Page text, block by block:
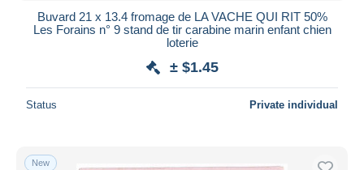
Buvard 21 x 13.4 fromage de LA VACHE QUI RIT 50%
Les Forains n° 9 stand de tir carabine marin enfant chien
loterie
± $1.45
Status Private individual
New